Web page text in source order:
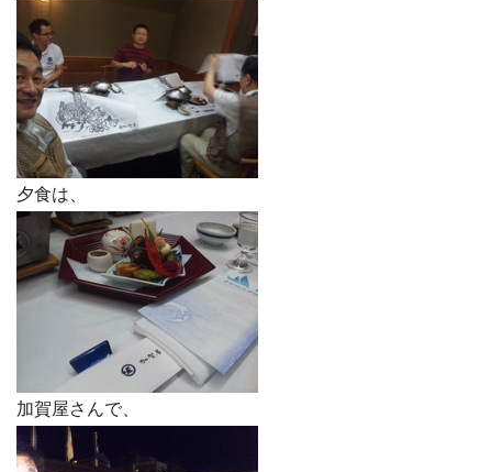
夕食は、
加賀屋さんで、